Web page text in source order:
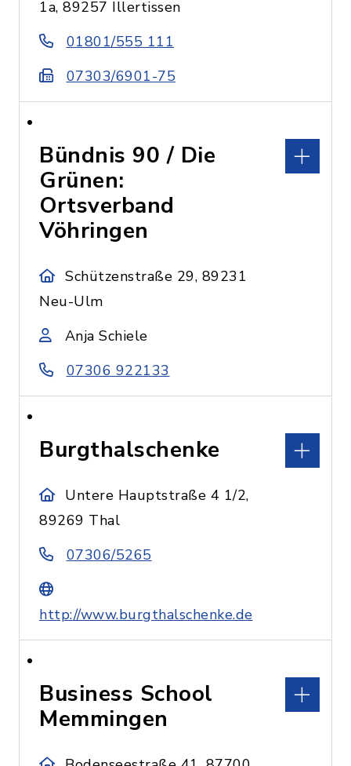
1a, 89257 Illertissen
01801/555 111
07303/6901-75
Bündnis 90 / Die
Grünen:
Ortsverband
Vöhringen
Schützenstraße 29, 89231
Neu-Ulm
Anja Schiele
07306 922133
Burgthalschenke
Untere Hauptstraße 4 1/2,
89269 Thal
07306/5265
http://www.burgthalschenke.de
Business School
Memmingen